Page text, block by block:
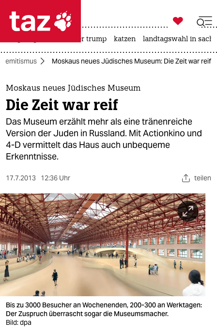
 taz zahl ich
taz zahl ich
themen
politik
öko
gesellschaft
kultur
sport
berlin
nord
wahrheit
verlag
verlag
veranstaltungen

taz zahl ich
usa unter trump katzen landtagswahl in
Moskaus neues Jüdisches Museum: Die Zeit war reif
Moskaus neues Jüdisches Museum
Die Zeit war reif
Das Museum erzählt mehr als eine tränenreiche
Version der Juden in Russland. Mit Actionkino und
4-D vermittelt das Haus auch unbequeme
Erkenntnisse.
17.7.2013 12:36 Uhr teilen
Bis zu 3000 Besucher an Wochenenden, 200-300 an Werktagen:
Der Zuspruch überrascht sogar die Museumsmacher.
Bild: dpa